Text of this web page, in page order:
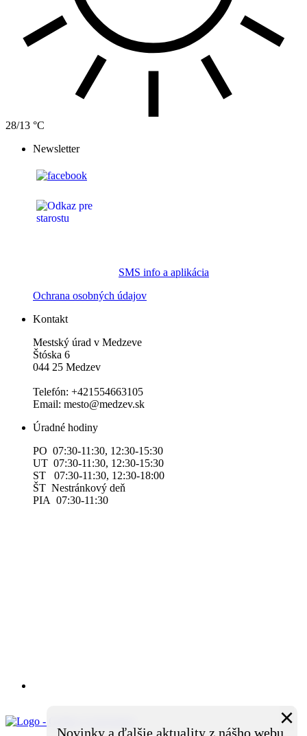
Novinky a ďalšie aktuality z nášho webu.
×
28/13 °C
Newsletter
SMS info a aplikácia
Ochrana osobných údajov
Kontakt
Mestský úrad v Medzeve
Štóska 6
044 25 Medzev
Telefón: +421554663105
Email: mesto@medzev.sk
Úradné hodiny
PO 07:30-11:30, 12:30-15:30
UT 07:30-11:30, 12:30-15:30
ST 07:30-11:30, 12:30-18:00
ŠT Nestránkový deň
PIA 07:30-11:30